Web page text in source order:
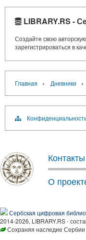
LIBRARY.RS -
Создайте свою
зарегистрироваться в
Главная › Дневники ›
О
Сербская цифровая
2014-2026, LIBRARY.RS -
Сохраняя наследие Сербии